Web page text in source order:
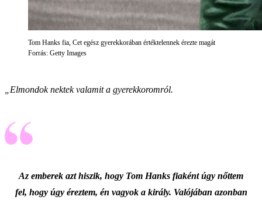
Tom Hanks fia, Cet egész gyerekkorában értéktelennek érezte magát
Forrás: Getty Images
„Elmondok nektek valamit a gyerekkoromról.
Az emberek azt hiszik, hogy Tom Hanks fiaként úgy nőttem
fel, hogy úgy éreztem, én vagyok a király. Valójában azonban